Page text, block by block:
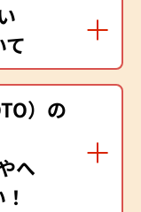
）の
へ